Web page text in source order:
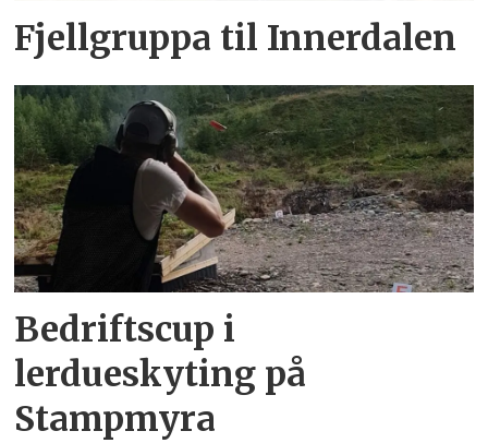
Fjellgruppa til Innerdalen
Bedriftscup i
lerdueskyting på
Stampmyra